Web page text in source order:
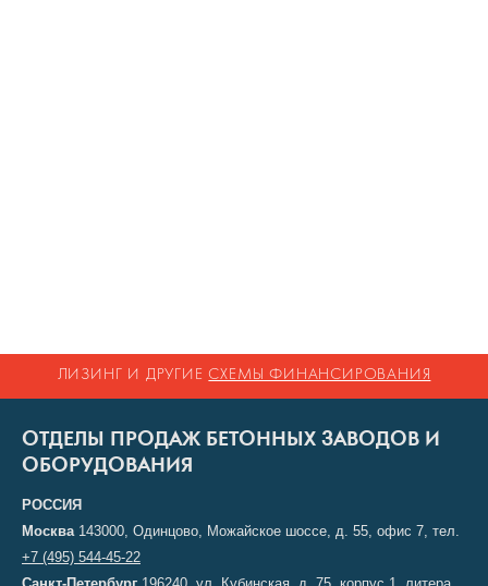
ЛИЗИНГ И ДРУГИЕ СХЕМЫ ФИНАНСИРОВАНИЯ
ОТДЕЛЫ ПРОДАЖ БЕТОННЫХ ЗАВОДОВ И
ОБОРУДОВАНИЯ
РОССИЯ
Москва143000, Одинцово, Можайское шоссе, д. 55, офис 7, тел.
+7 (495) 544-45-22